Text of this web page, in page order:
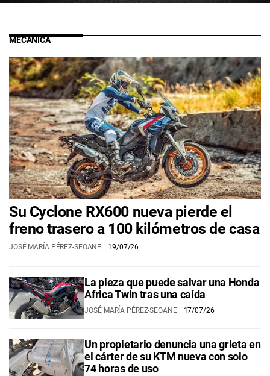
MECÁNICA
Su Cyclone RX600 nueva pierde el
freno trasero a 100 kilómetros de casa
JOSÉ MARÍA PÉREZ-SEOANE 19/07/26
La pieza que puede salvar una Honda
Africa Twin tras una caída
JOSÉ MARÍA PÉREZ-SEOANE 17/07/26
Un propietario denuncia una grieta en
el cárter de su KTM nueva con solo
74 horas de uso